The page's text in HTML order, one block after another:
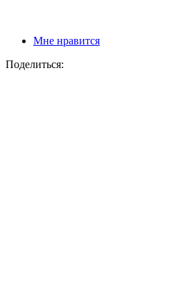
Мне нравится
Поделиться: